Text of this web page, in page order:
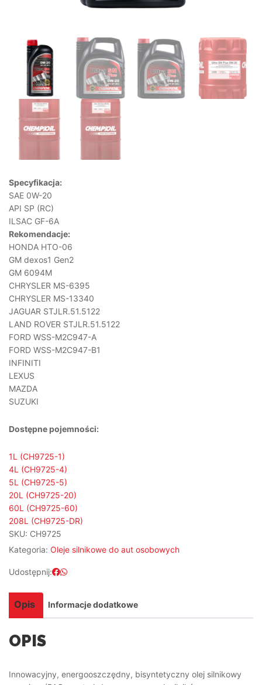
Specyfikacja:
SAE 0W-20
API SP (RC)
ILSAC GF-6A
Rekomendacje:
HONDA HTO-06
GM dexos1 Gen2
GM 6094M
CHRYSLER MS-6395
CHRYSLER MS-13340
JAGUAR STJLR.51.5122
LAND ROVER STJLR.51.5122
FORD WSS-M2C947-A
FORD WSS-M2C947-B1
INFINITI
LEXUS
MAZDA
SUZUKI
Dostępne pojemności:
1L (CH9725-1)
4L (CH9725-4)
5L (CH9725-5)
20L (CH9725-20)
60L (CH9725-60)
208L (CH9725-DR)
SKU: CH9725
Kategoria: Oleje silnikowe do aut osobowych
Udostępnij:
Opis Informacje dodatkowe
OPIS
Innowacyjny, energooszczędny, bisyntetyczny olej silnikowy